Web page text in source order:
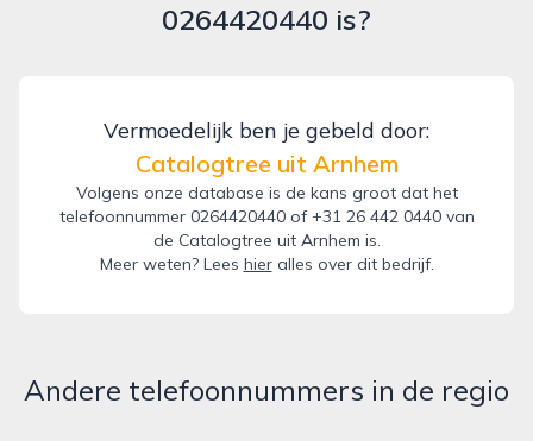
0264420440 is?
Vermoedelijk ben je gebeld door:
Catalogtree uit Arnhem
Volgens onze database is de kans groot dat het
telefoonnummer 0264420440 of +31 26 442 0440 van
de Catalogtree uit Arnhem is.
Meer weten? Lees hieralles over dit bedrijf.
Andere telefoonnummers in de regio